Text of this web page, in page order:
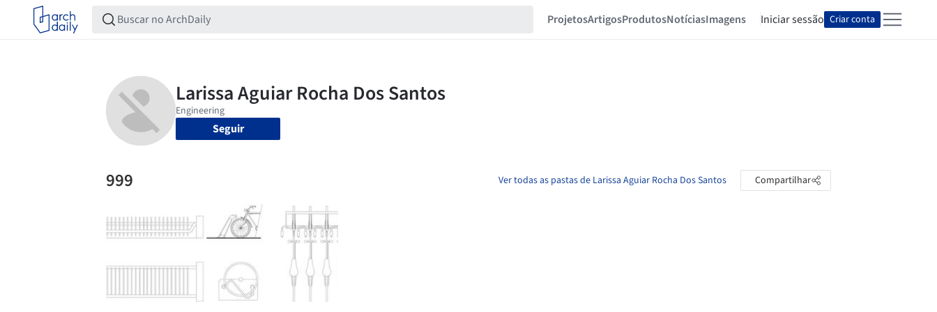
ProjetosArtigosProdutosNotíciasImagens Iniciar sessão Criar conta
Seguir
999 Ver todas as pastas de Larissa Aguiar Rocha Dos Santos Compartilhar